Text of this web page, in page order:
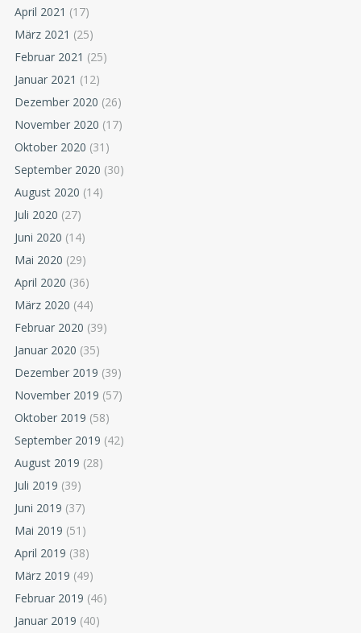
April 2021 (17)
März 2021 (25)
Februar 2021 (25)
Januar 2021 (12)
Dezember 2020 (26)
November 2020 (17)
Oktober 2020 (31)
September 2020 (30)
August 2020 (14)
Juli 2020 (27)
Juni 2020 (14)
Mai 2020 (29)
April 2020 (36)
März 2020 (44)
Februar 2020 (39)
Januar 2020 (35)
Dezember 2019 (39)
November 2019 (57)
Oktober 2019 (58)
September 2019 (42)
August 2019 (28)
Juli 2019 (39)
Juni 2019 (37)
Mai 2019 (51)
April 2019 (38)
März 2019 (49)
Februar 2019 (46)
Januar 2019 (40)